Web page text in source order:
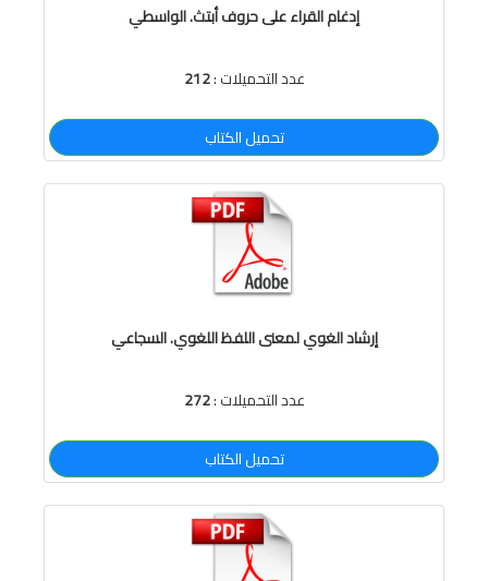
إدغام القراء على حروف أبتث. الواسطي
عدد التحميلات :212
تحميل الكتاب
إرشاد الغوي لمعنى اللفظ اللغوي. السجاعي
عدد التحميلات :272
تحميل الكتاب